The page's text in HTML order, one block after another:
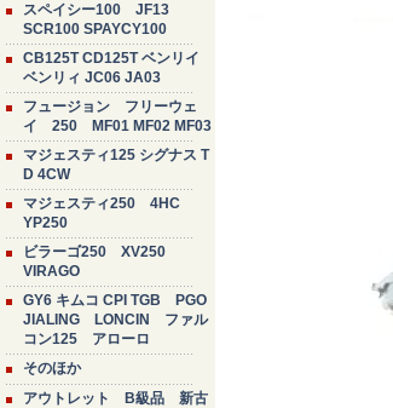
スペイシー100 JF13
SCR100 SPAYCY100
CB125T CD125T ベンリイ
ベンリィ JC06 JA03
フュージョン フリーウェ
イ 250 MF01 MF02 MF03
マジェスティ125 シグナス T
D 4CW
マジェスティ250 4HC
YP250
ビラーゴ250 XV250
VIRAGO
GY6 キムコ CPI TGB PGO
JIALING LONCIN ファル
コン125 アローロ
そのほか
アウトレット B級品 新古